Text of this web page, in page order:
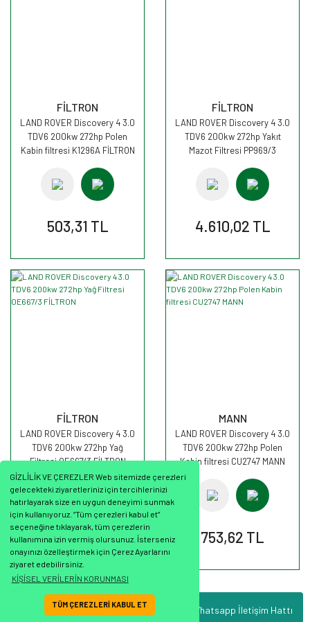
GİZLİLİK VE ÇEREZLER Web sitemizde çerezleri
gelecekteki ziyaretleriniz için tercihlerinizi
hatırlayarak size en uygun deneyimi sunmak
için kullanıyoruz. “Tüm çerezleri kabul et”
seçeneğine tıklayarak, tüm çerezlerin
kullanımına izin vermiş olursunuz. İsterseniz
onayınızı özelleştirmek için Çerez Ayarlarını
ziyaret edebilirsiniz.
KİŞİSEL VERİLERİN KORUNMASI
TÜM ÇEREZLERİ KABUL ET Whatsapp İletişim Hattı
FİLTRON
LAND ROVER Discovery 4 3.0
TDV6 200kw 272hp Polen
Kabin filtresi K1296A FİLTRON
503,31 TL
FİLTRON
LAND ROVER Discovery 4 3.0
TDV6 200kw 272hp Yakıt
Mazot Filtresi PP969/3
4.610,02 TL
FİLTRON
LAND ROVER Discovery 4 3.0
TDV6 200kw 272hp Yağ
Filtresi OE667/3 FİLTRON
492,46 TL
MANN
LAND ROVER Discovery 4 3.0
TDV6 200kw 272hp Polen
Kabin filtresi CU2747 MANN
753,62 TL